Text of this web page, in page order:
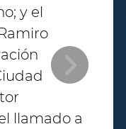
y el
llamado a